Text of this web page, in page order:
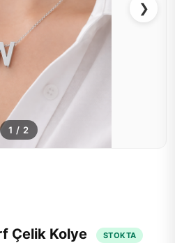
❯
1 / 2
Çelik Kolye STOKTA